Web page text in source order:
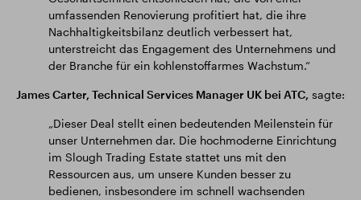
umfassenden Renovierung profitiert hat, die ihre
Nachhaltigkeitsbilanz deutlich verbessert hat,
unterstreicht das Engagement des Unternehmens und
der Branche für ein kohlenstoffarmes Wachstum.“
James Carter, Technical Services Manager UK bei ATC, sagte:
„Dieser Deal stellt einen bedeutenden Meilenstein für
unser Unternehmen dar. Die hochmoderne Einrichtung
im Slough Trading Estate stattet uns mit den
Ressourcen aus, um unsere Kunden besser zu
bedienen, insbesondere im schnell wachsenden